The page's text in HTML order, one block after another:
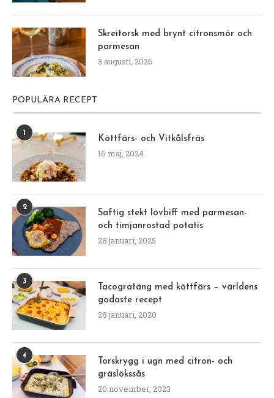
Skreitorsk med brynt citronsmör och
parmesan
3 augusti, 2026
POPULÄRA RECEPT
Köttfärs- och Vitkålsfräs
16 maj, 2024
2
Saftig stekt lövbiff med parmesan-
och timjanrostad potatis
28 januari, 2025
3
Tacogratäng med köttfärs – världens
godaste recept
28 januari, 2020
4
Torskrygg i ugn med citron- och
gräslökssås
20 november, 2023